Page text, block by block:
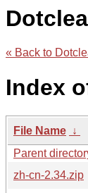
« Back to
Index
File Name ↓
Parent
zh-cn-2.34.zip